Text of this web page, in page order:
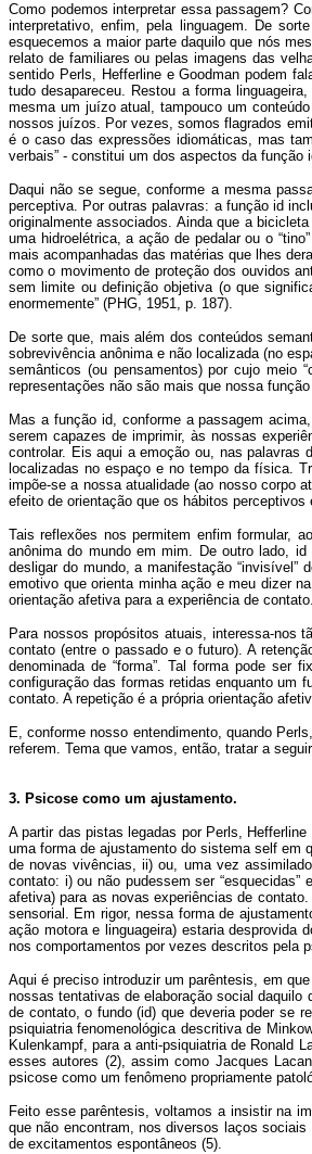
Como podemos interpretar essa passagem?
interpretativo, enfim, pela linguagem. De
esquecemos a maior parte daquilo que nós
relato de familiares ou pelas imagens das
sentido Perls, Hefferline e Goodman podem
tudo desapareceu. Restou a forma
mesma um juízo atual, tampouco um
nossos juízos. Por vezes, somos flagrados
é o caso das expressões idiomáticas, mas
verbais” - constitui um dos aspectos da
Daqui não se segue, conforme a mesma
perceptiva. Por outras palavras: a função id
originalmente associados. Ainda que a
uma hidroelétrica, a ação de pedalar ou o
mais acompanhadas das matérias que lhes
como o movimento de proteção dos ouvidos
sem limite ou definição objetiva (o que
enormemente” (PHG, 1951, p. 187).
De sorte que, mais além dos conteúdos
sobrevivência anônima e não localizada (no
semânticos (ou pensamentos) por cujo meio
representações não são mais que nossa
Mas a função id, conforme a passagem
serem capazes de imprimir, às nossas
controlar. Eis aqui a emoção ou, nas palavras
localizadas no espaço e no tempo da física.
impõe-se a nossa atualidade (ao nosso corpo
efeito de orientação que os hábitos
Tais reflexões nos permitem enfim formular,
anônima do mundo em mim. De outro lado,
desligar do mundo, a manifestação “invisível”
emotivo que orienta minha ação e meu dizer
orientação afetiva para a experiência de contato.
Para nossos propósitos atuais, interessa-nos
contato (entre o passado e o futuro). A
denominada de “forma”. Tal forma pode ser
configuração das formas retidas enquanto um
contato. A repetição é a própria orientação
E, conforme nosso entendimento, quando
referem. Tema que vamos, então, tratar a
3. Psicose como um ajustamento.
A partir das pistas legadas por Perls,
uma forma de ajustamento do sistema self em
de novas vivências, ii) ou, uma vez
contato: i) ou não pudessem ser
afetiva) para as novas experiências de
sensorial. Em rigor, nessa forma de
ação motora e linguageira) estaria desprovida
nos comportamentos por vezes descritos pela
Aqui é preciso introduzir um parêntesis, em
nossas tentativas de elaboração social daquilo
de contato, o fundo (id) que deveria poder se
psiquiatria fenomenológica descritiva de
Kulenkampf, para a anti-psiquiatria de Ronald
esses autores (2), assim como Jacques
psicose como um fenômeno propriamente
Feito esse parêntesis, voltamos a insistir na
que não encontram, nos diversos laços
de excitamentos espontâneos (5).